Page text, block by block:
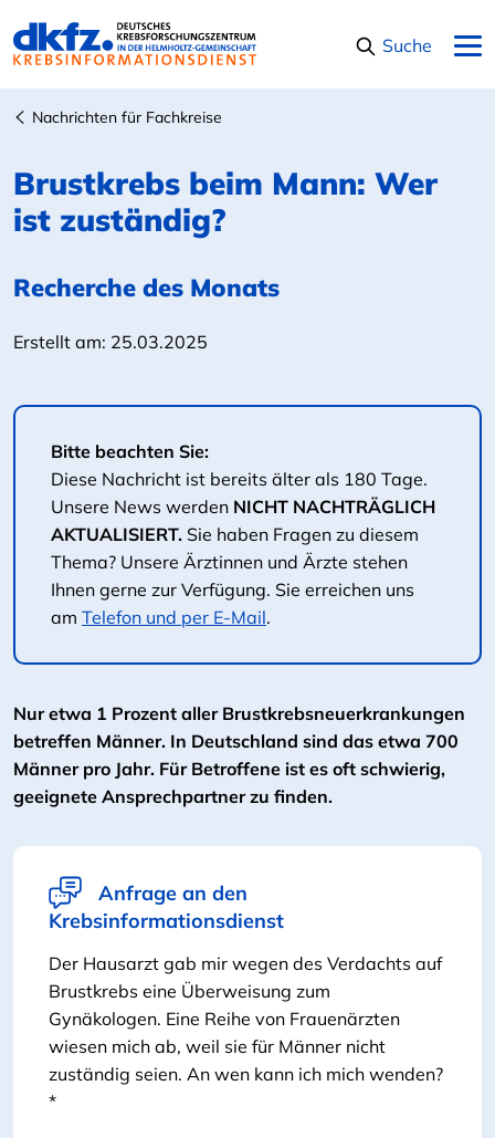
Suche
Nachrichten für Fachkreise
Brustkrebs beim Mann: Wer
ist zuständig?
Recherche des Monats
Erstellt am: 25.03.2025
Bitte beachten Sie:
Diese Nachricht ist bereits älter als 180 Tage.
Unsere News werden NICHT NACHTRÄGLICH
AKTUALISIERT. Sie haben Fragen zu diesem
Thema? Unsere Ärztinnen und Ärzte stehen
Ihnen gerne zur Verfügung. Sie erreichen uns
am Telefon und per E-Mail.
Nur etwa 1 Prozent aller Brustkrebsneuerkrankungen
betreffen Männer. In Deutschland sind das etwa 700
Männer pro Jahr. Für Betroffene ist es oft schwierig,
geeignete Ansprechpartner zu finden.
Anfrage an den
Krebsinformationsdienst
Der Hausarzt gab mir wegen des Verdachts auf
Brustkrebs eine Überweisung zum
Gynäkologen. Eine Reihe von Frauenärzten
wiesen mich ab, weil sie für Männer nicht
zuständig seien. An wen kann ich mich wenden?
*